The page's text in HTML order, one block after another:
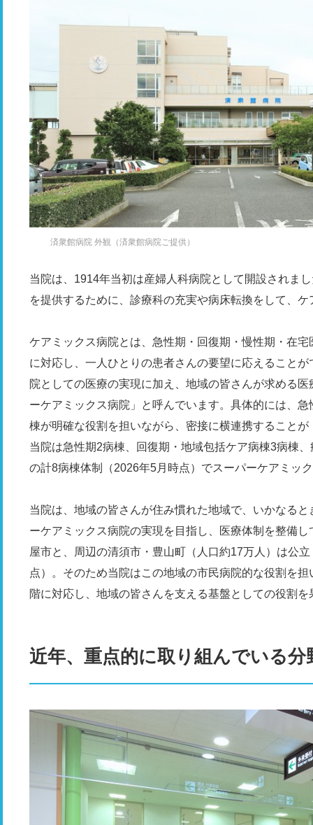
済衆館病院 外観（済衆館病院ご提供）
当院は、1914年当初は産婦人科病院として開設されま
を提供するために、診療科の充実や病床転換をして、
ケアミックス病院とは、急性期・回復期・慢性期・在
に対応し、一人ひとりの患者さんの要望に応えること
院としての医療の実現に加え、地域の皆さんが求める
ーケアミックス病院」と呼んでいます。具体的には、
棟が明確な役割を担いながら、密接に横連携すること
当院は急性期2病棟、回復期・地域包括ケア病棟3病棟
の計8病棟体制（2026年5月時点）でスーパーケアミッ
当院は、地域の皆さんが住み慣れた地域で、いかなる
ーケアミックス病院の実現を目指し、医療体制を整備
屋市と、周辺の清須市・豊山町（人口約17万人）は公
点）。そのため当院はこの地域の市民病院的な役割を
階に対応し、地域の皆さんを支える基盤としての役割
近年、重点的に取り組んでいる分